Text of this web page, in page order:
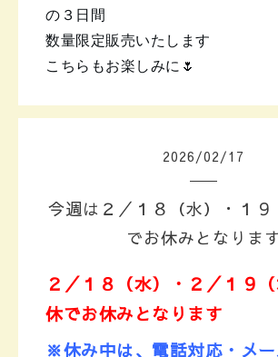
の３日間
数量限定販売いたします
こちらもお楽しみに🌷
2026/02/17
今週は２／１８（水）・１９
でお休みとなりま
２／１８ （水）・２／１９
休でお休みとなります
※休み中は、電話対応・メ